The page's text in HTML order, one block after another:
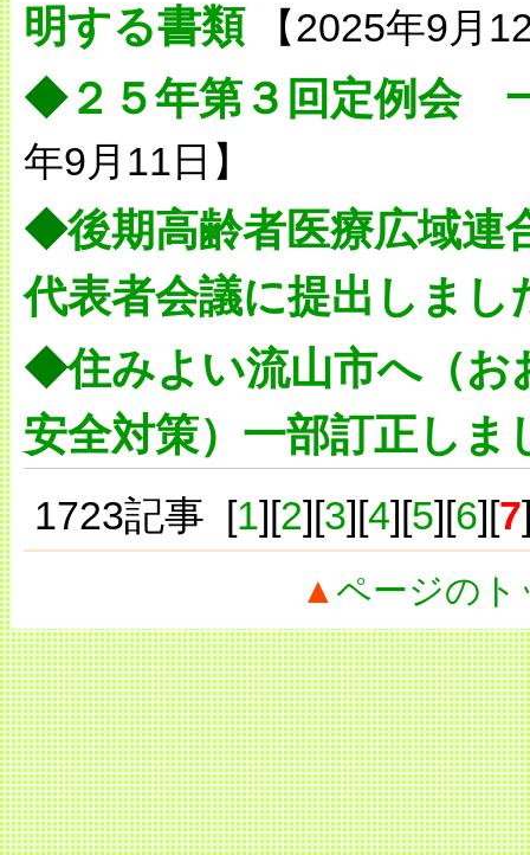
明する書類 【2025年9月
◆２５年第３回定例会
年9月11日】
◆後期高齢者医療広域連
代表者会議に提出しまし
◆住みよい流山市へ（
安全対策）一部訂正しま
1723記事 [1][2][3][4][5][6][7
▲ ページの